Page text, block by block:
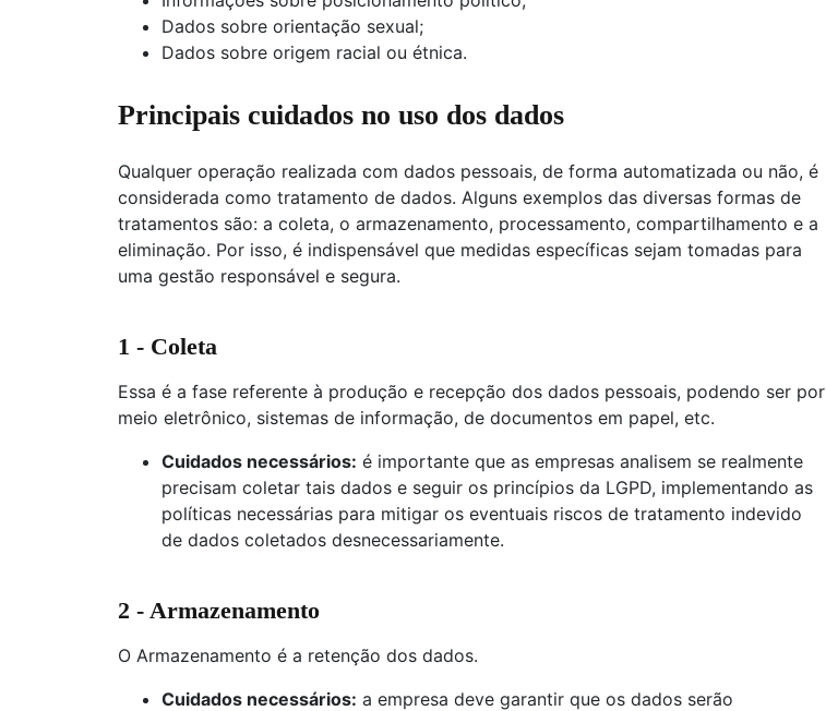
Dados sobre orientação sexual;
Dados sobre origem racial ou étnica.
Principais cuidados no uso dos dados
Qualquer operação realizada com dados pessoais, de forma automatizada ou não, é
considerada como tratamento de dados. Alguns exemplos das diversas formas de
tratamentos são: a coleta, o armazenamento, processamento, compartilhamento e a
eliminação. Por isso, é indispensável que medidas específicas sejam tomadas para
uma gestão responsável e segura.
1 - Coleta
Essa é a fase referente à produção e recepção dos dados pessoais, podendo ser por
meio eletrônico, sistemas de informação, de documentos em papel, etc.
Cuidados necessários: é importante que as empresas analisem se realmente
precisam coletar tais dados e seguir os princípios da LGPD, implementando as
políticas necessárias para mitigar os eventuais riscos de tratamento indevido
de dados coletados desnecessariamente.
2 - Armazenamento
O Armazenamento é a retenção dos dados.
Cuidados necessários: a empresa deve garantir que os dados serão